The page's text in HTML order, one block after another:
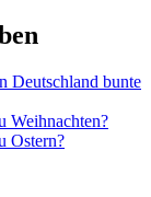
Deutschland bunte
Weihnachten?
Ostern?